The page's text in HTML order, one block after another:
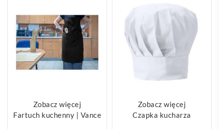
Zobacz więcej
Fartuch kuchenny | Vance
Zobacz więcej
Czapka kucharza